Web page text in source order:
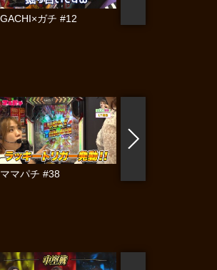
GACHI×ガチ #12
ママパチ #38